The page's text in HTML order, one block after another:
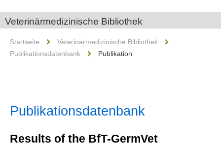
Veterinärmedizinische Bibliothek
Startseite
Veterinärmedizinische Bibliothek
Publikationsdatenbank
Publikation
Publikationsdatenbank
Results of the BfT-GermVet